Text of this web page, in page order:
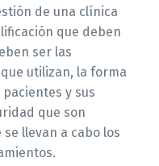
de una clínica
que deben
ser las
utilizan, la forma
y sus
que son
llevan a cabo los